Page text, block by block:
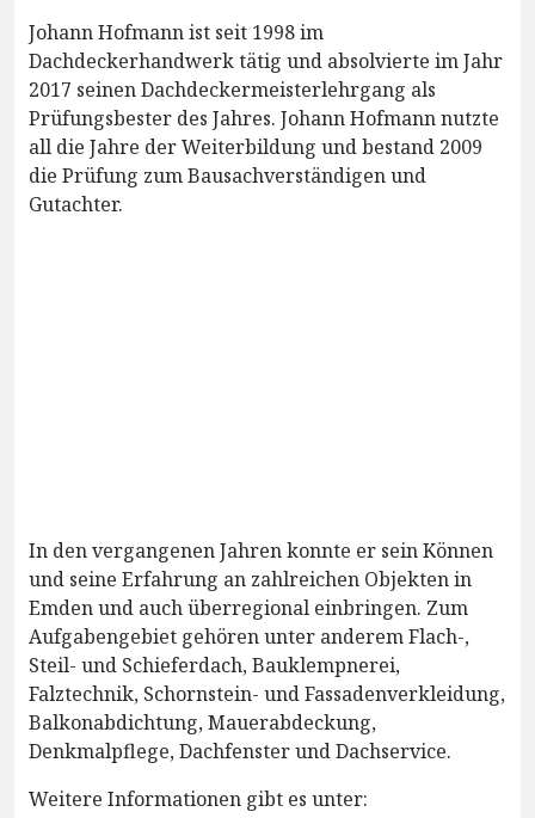
Johann Hofmann ist seit 1998 im
Dachdeckerhandwerk tätig und absolvierte im Jahr
2017 seinen Dachdeckermeisterlehrgang als
Prüfungsbester des Jahres. Johann Hofmann nutzte
all die Jahre der Weiterbildung und bestand 2009
die Prüfung zum Bausachverständigen und
Gutachter.
In den vergangenen Jahren konnte er sein Können
und seine Erfahrung an zahlreichen Objekten in
Emden und auch überregional einbringen. Zum
Aufgabengebiet gehören unter anderem Flach-,
Steil- und Schieferdach, Bauklempnerei,
Falztechnik, Schornstein- und Fassadenverkleidung,
Balkonabdichtung, Mauerabdeckung,
Denkmalpflege, Dachfenster und Dachservice.
Weitere Informationen gibt es unter: